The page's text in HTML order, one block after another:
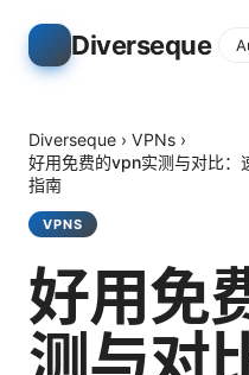
Diverseque
Diverseque › VPNs ›
好用免费的vpn实测与对比：
指南
VPNS
好用免